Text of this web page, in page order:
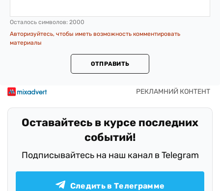
Осталось символов: 2000
Авторизуйтесь, чтобы иметь возможность комментировать
материалы
ОТПРАВИТЬ
Оставайтесь в курсе последних
событий!
Подписывайтесь на наш канал в Telegram
Следить в Телеграмме